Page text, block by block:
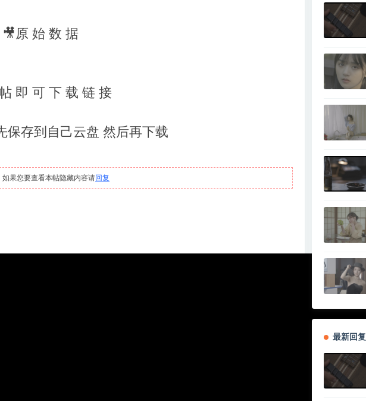
🎥原 始 数 据
即 可 下 载 链 接
保存到自己云盘 然后再下载
如果您要查看本帖隐藏内容请回复
最新回复